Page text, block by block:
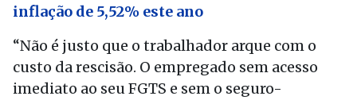
inflação de 5,52% este ano
“Não é justo que o trabalhador arque com o
custo da rescisão. O empregado sem acesso
imediato ao seu FGTS e sem o seguro-